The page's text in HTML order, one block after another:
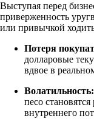
Выступая перед
приверженность
или привычкой
Потеря
долларовые
вдвое в
Волатильность:
песо
внутреннего